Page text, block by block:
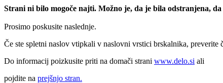
Strani ni bilo mogoče najti. Možno je, da je bila odstranjena,
Prosimo poskusite naslednje.
Če ste spletni naslov vtipkali v naslovni vrstici brskalnika, preverite
Do informacij poizkusite priti na domači strani www.delo.si ali
pojdite na prejšnjo stran.